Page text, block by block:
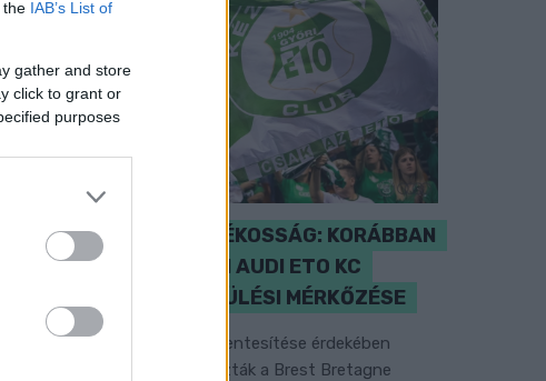
the IAB’s List of
gather and store
click to grant or
purposes
ENERGIATAKARÉKOSSÁG: KORÁBBAN
KEZDŐDIK A GYŐRI AUDI ETO KC
PÉNTEKI FELKÉSZÜLÉSI MÉRKŐZÉSE
Az energiaellátás tehermentesítése érdekében
másfél órával előrébb hozták a Brest Bretagne